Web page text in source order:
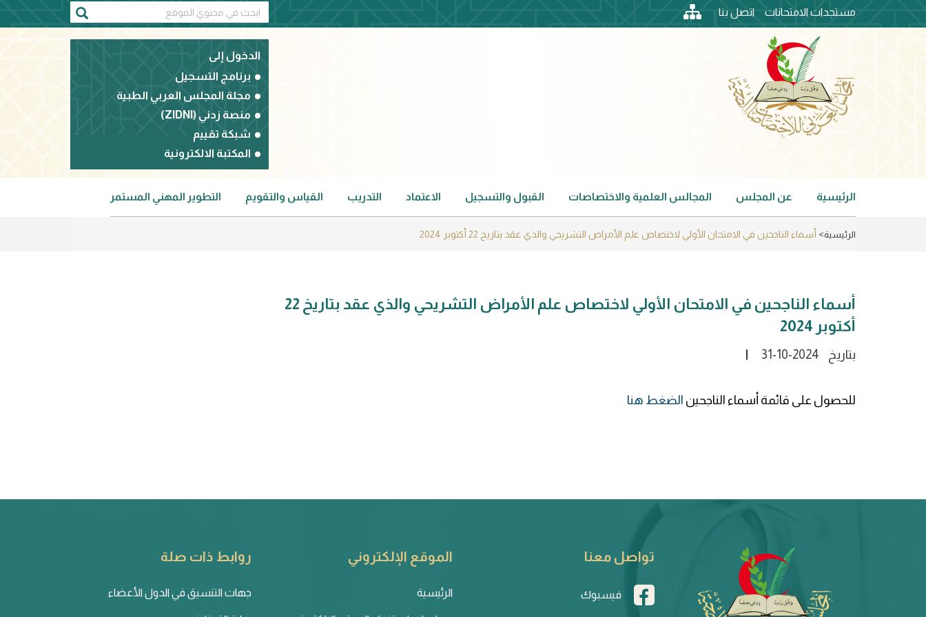
top
header
menu
مستجدات الامتحانات اتصل بنا
الدخول إلى
برنامج التسجيل
مجلة المجلس العربي الطبية
منصة زدني (ZIDNI)
شبكة تقييم
المكتبة الالكترونية
Main
navigation
الرئيسية عن المجلس المجالس العلمية والاختصاصات القبول والتسجيل الاعتماد التدريب القياس والتقويم التطوير المهني المستمر
الرئيسية أسماء الناجحين في الامتحان الأولي لاختصاص علم الأمراض التشريحي والذي عقد بتاريخ 22 أكتوبر 2024
أسماء الناجحين في الامتحان الأولي لاختصاص علم الأمراض التشريحي والذي عقد بتاريخ 22
أكتوبر 2024
بتاريخ 31-10-2024
للحصول على قائمة أسماء الناجحين الضغط هنا
تواصل معنا
فيسبوك
الموقع الإلكتروني
الرئيسية
روابط ذات صلة
جهات التنسيق في الدول الأعضاء